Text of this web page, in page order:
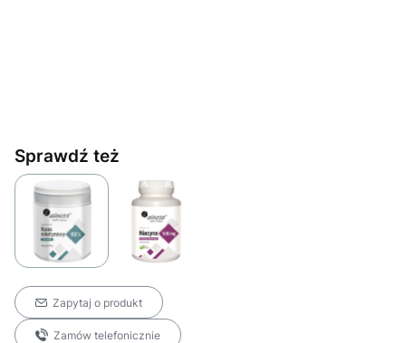
Sprawdź też
Zapytaj o produkt
Zamów telefonicznie